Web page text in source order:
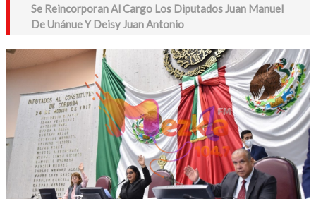
Se Reincorporan Al Cargo Los Diputados Juan Manuel
De Unánue Y Deisy Juan Antonio